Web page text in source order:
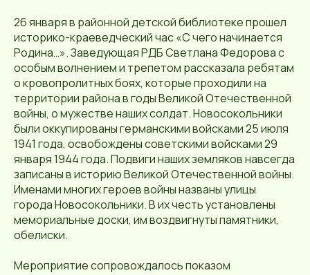
26 января в районной детской библиотеке прошел
историко-краеведческий час «С чего начинается
Родина…». Заведующая РДБ Светлана Федорова с
особым волнением и трепетом рассказала ребятам
о кровопролитных боях, которые проходили на
территории района в годы Великой Отечественной
войны, о мужестве наших солдат. Новосокольники
были оккупированы германскими войсками 25 июля
1941 года, освобождены советскими войсками 29
января 1944 года. Подвиги наших земляков навсегда
записаны в историю Великой Отечественной войны.
Именами многих героев войны названы улицы
города Новосокольники. В их честь установлены
мемориальные доски, им воздвигнуты памятники,
обелиски.
Мероприятие сопровождалось показом